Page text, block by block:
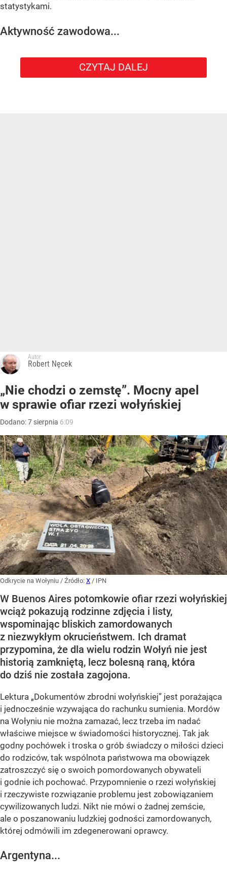
statystykami.
Aktywność zawodowa...
CZYTAJ DALEJ
Autor:
Robert Nęcek
„Nie chodzi o zemstę”. Mocny apel
w sprawie ofiar rzezi wołyńskiej
Dodano:7 sierpnia 6:09
Odkrycie na Wołyniu / Źródło: X / IPN
W Buenos Aires potomkowie ofiar rzezi wołyńskiej
wciąż pokazują rodzinne zdjęcia i listy,
wspominając bliskich zamordowanych
z niezwykłym okrucieństwem. Ich dramat
przypomina, że dla wielu rodzin Wołyń nie jest
historią zamkniętą, lecz bolesną raną, która
do dziś nie została zagojona.
Lektura „Dokumentów zbrodni wołyńskiej” jest porażająca
i jednocześnie wzywająca do rachunku sumienia. Mordów
na Wołyniu nie można zamazać, lecz trzeba im nadać
właściwe miejsce w świadomości historycznej. Tak jak
godny pochówek i troska o grób świadczy o miłości dzieci
do rodziców, tak wspólnota państwowa ma obowiązek
zatroszczyć się o swoich pomordowanych obywateli
i godnie ich pochować. Przypomnienie o rzezi wołyńskiej
i rzeczywiste rozwiązanie problemu jest zobowiązaniem
cywilizowanych ludzi. Nikt nie mówi o żadnej zemście,
ale o poszanowaniu ludzkiej godności zamordowanych,
której odmówili im zdegenerowani oprawcy.
Argentyna...